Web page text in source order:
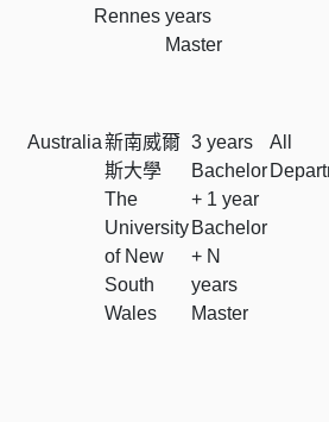
Rennes years
Master
Australia 新南威爾
斯大學
The
University
of New
South
Wales
3 years
Bachelor
+ 1 year
Bachelor
+ N
years
Master
All